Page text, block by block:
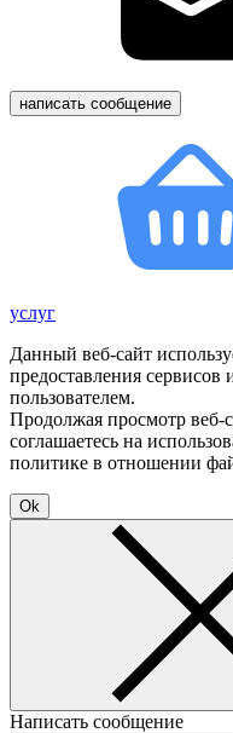
написать сообщение
услуг
Данный веб-сайт
предоставления
пользователем.
Продолжая просмотр веб-
соглашаетесь на
политике в отношении
Ok
Написать сообщение